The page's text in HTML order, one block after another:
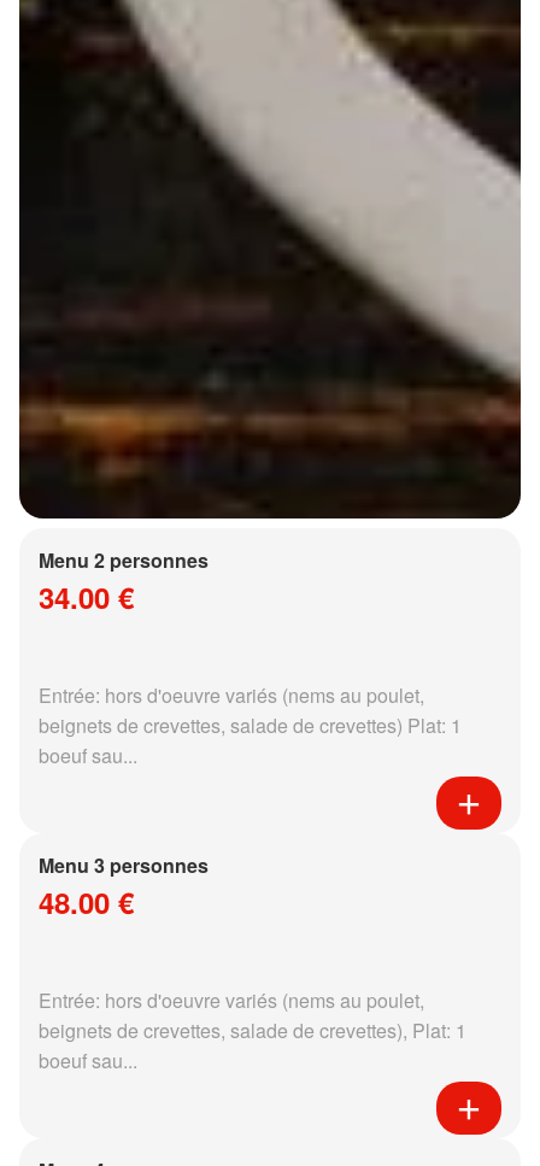
Menu 2 personnes
34.00 €
Entrée: hors d'oeuvre variés (nems au poulet,
beignets de crevettes, salade de crevettes) Plat: 1
boeuf sau...
Menu 3 personnes
48.00 €
Entrée: hors d'oeuvre variés (nems au poulet,
beignets de crevettes, salade de crevettes), Plat: 1
boeuf sau...